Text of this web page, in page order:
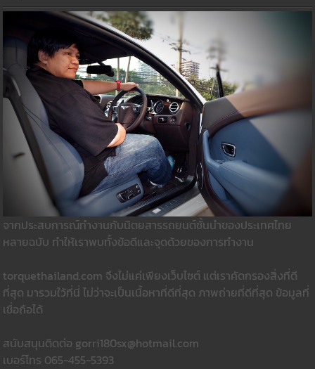
จากประสบการณ์ทำงานกับนิตยสารรถยนต์ชั้นนำของประเทศไทย
หลายฉบับ ทำให้เราพบทั้งข้อดีและจุดด้วยของการทำงาน
torquethailand.com จึงไม่แค่เพียงเว็บไซต์ แต่เราคัดกรองสิ่งที่ดี
ที่สุด มารวมใว้ที่นี่ ไม่ว่าจะเป็นเนื้อหาที่ดีที่สุด ภาพถ่ายที่ดีที่สุด ข้อมูลที่
เชื่อถือได้
สนับสนุนติดต่อ gorri180sx@hotmail.com
เบอร์โทร 065-455-5393